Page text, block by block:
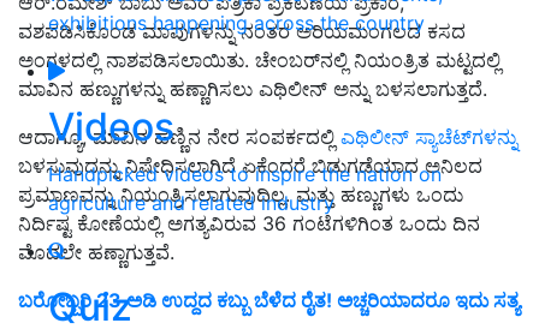
exhibitions happening across the country
Videos
Handpicked videos to inspire the nation on
agriculture and related industry
Quiz
ವಶಪಡಿಸಿಕೊಂಡ ಮಾವುಗಳನ್ನು ನಂತರ ಅರಿಯಮಂಗಲದ ಕಸದ
ಅಂಗಳದಲ್ಲಿ ನಾಶಪಡಿಸಲಾಯಿತು. ಚೇಂಬರ್ನಲ್ಲಿ ನಿಯಂತ್ರಿತ ಮಟ್ಟದಲ್ಲಿ
ಮಾವಿನ ಹಣ್ಣುಗಳನ್ನು ಹಣ್ಣಾಗಿಸಲು ಎಥಿಲೀನ್ ಅನ್ನು ಬಳಸಲಾಗುತ್ತದೆ.
ಆದಾಗ್ಯೂ,ಮಾವಿನ ಹಣ್ಣಿನ ನೇರ ಸಂಪರ್ಕದಲ್ಲಿ ಎಥಿಲೀನ್ ಸ್ಯಾಚೆಟ್ಗಳನ್ನು
ಬಳಸುವುದನ್ನು ನಿಷೇಧಿಸಲಾಗಿದೆ ಏಕೆಂದರೆ ಬಿಡುಗಡೆಯಾದ ಅನಿಲದ
ಪ್ರಮಾಣವನ್ನು ನಿಯಂತ್ರಿಸಲಾಗುವುದಿಲ್ಲ.ಮತ್ತು ಹಣ್ಣುಗಳು ಒಂದು
ನಿರ್ದಿಷ್ಟ ಕೋಣೆಯಲ್ಲಿ ಅಗತ್ಯವಿರುವ 36 ಗಂಟೆಗಳಿಗಿಂತ ಒಂದು ದಿನ
ಮೊದಲೇ ಹಣ್ಣಾಗುತ್ತವೆ.
ಬರೋಬ್ಬರಿ 23 ಅಡಿ ಉದ್ದದ ಕಬ್ಬು ಬೆಳೆದ ರೈತ! ಅಚ್ಚರಿಯಾದರೂ ಇದು ಸತ್ಯ